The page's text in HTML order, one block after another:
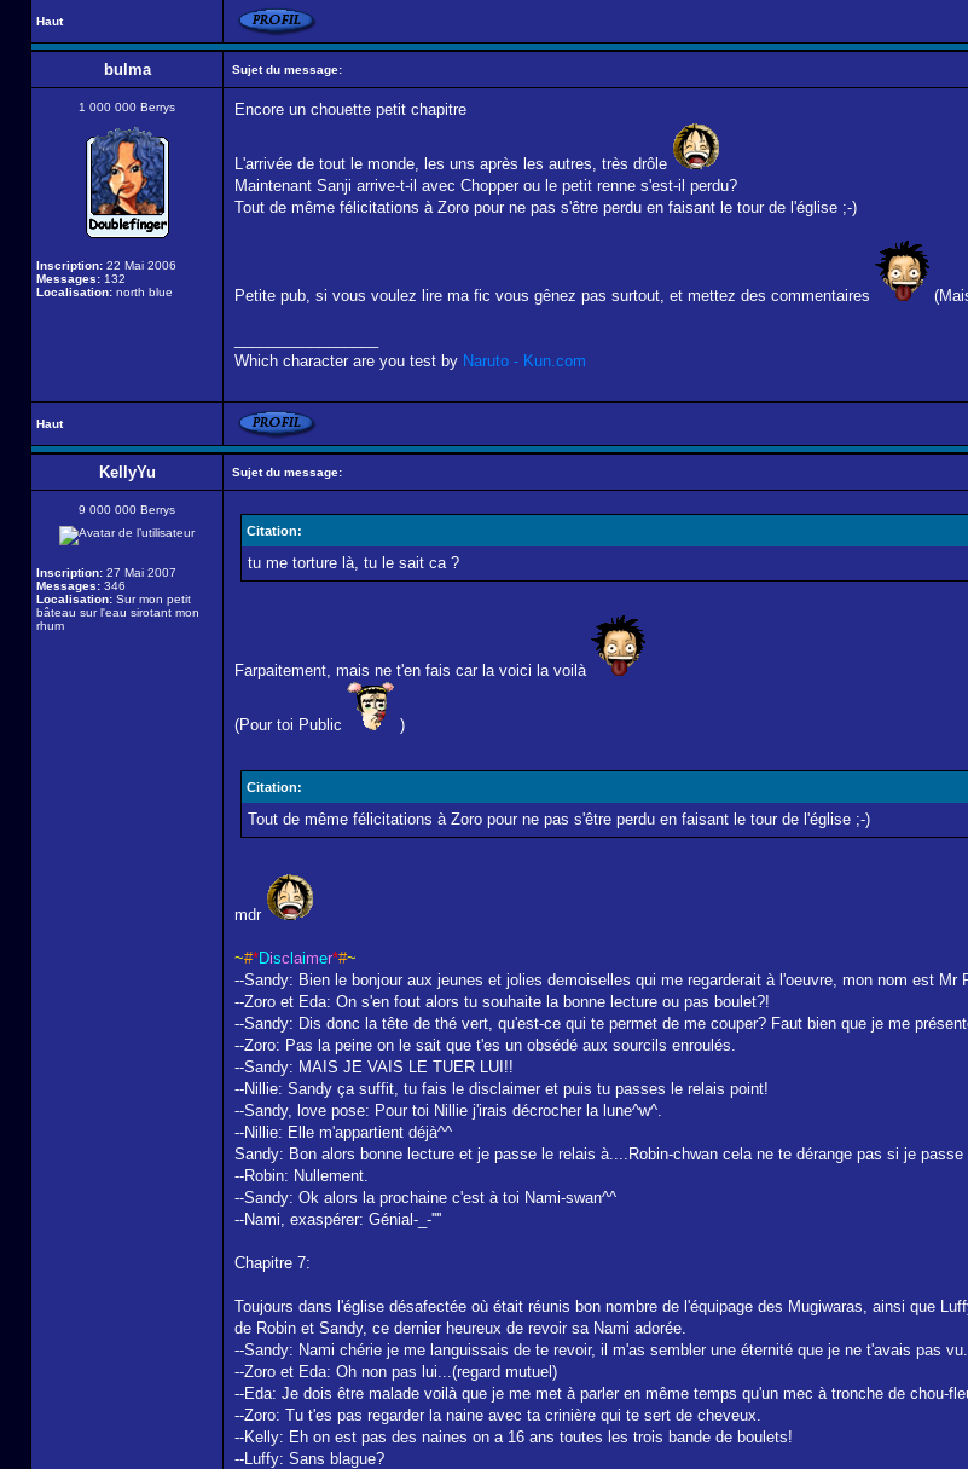
Haut
bulma Sujet du message:
1 000 000 Berrys
Inscription: 22 Mai 2006
Messages: 132
Localisation: north blue
Encore un chouette petit chapitre
L'arrivée de tout le monde, les uns après les autres, très drôle
Maintenant Sanji arrive-t-il avec Chopper ou le petit renne s'est-il perdu?
Tout de même félicitations à Zoro pour ne pas s'être perdu en faisant le tour de l'église ;-)
Petite pub, si vous voulez lire ma fic vous gênez pas surtout, et mettez des commentaires
Which character are you test by Naruto - Kun.com
Haut
KellyYu Sujet du message:
9 000 000 Berrys
Inscription: 27 Mai 2007
Messages: 346
Localisation: Sur mon petit
bâteau sur l'eau sirotant mon
rhum
Citation:
tu me torture là, tu le sait ca ?
Farpaitement, mais ne t'en fais car la voici la voilà
(Pour toi Public )
Citation:
Tout de même félicitations à Zoro pour ne pas s'être perdu en faisant le tour de l'église ;-)
mdr
~#*Disc aimer*#~
--Sandy: Bien le bonjour aux jeunes et jolies demoiselles qui me regarderait à l'oeuvre, mon nom est
--Zoro et Eda: On s'en fout alors tu souhaite la bonne lecture ou pas boulet?!
--Sandy: Dis donc la tête de thé vert, qu'est-ce qui te permet de me couper? Faut bien que je me
--Zoro: Pas la peine on le sait que t'es un obsédé aux sourcils enroulés.
--Sandy: MAIS JE VAIS LE TUER LUI!!
--Nillie: Sandy ça suffit, tu fais le disclaimer et puis tu passes le relais point!
--Sandy, love pose: Pour toi Nillie j'irais décrocher la lune^w^.
--Nillie: Elle m'appartient déjà^^
Sandy: Bon alors bonne lecture et je passe le relais à....Robin-chwan cela ne te dérange pas si je
--Robin: Nullement.
--Sandy: Ok alors la prochaine c'est à toi Nami-swan^^
--Nami, exaspérer: Génial-_-''''
Chapitre 7:
Toujours dans l'église désafectée où était réunis bon nombre de l'équipage des Mugiwaras, ainsi que
de Robin et Sandy, ce dernier heureux de revoir sa Nami adorée.
--Sandy: Nami chérie je me languissais de te revoir, il m'as sembler une éternité que je ne t'avais pas vu.
--Zoro et Eda: Oh non pas lui...(regard mutuel)
--Eda: Je dois être malade voilà que je me met à parler en même temps qu'un mec à tronche de chou-
--Zoro: Tu t'es pas regarder la naine avec ta crinière qui te sert de cheveux.
--Kelly: Eh on est pas des naines on a 16 ans toutes les trois bande de boulets!
--Luffy: Sans blague?